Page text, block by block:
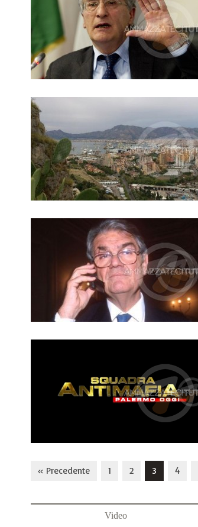
« Precedente 1 2 3 4
Video